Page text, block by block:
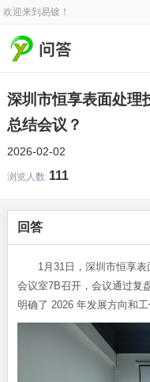
欢迎来到易镀！
深圳市恒享表面处理
总结会议？
2026-02-02
浏览人数 111
回答
1月31日，深圳市恒享
会议室7B召开，会议通过复
明确了 2026 年发展方向和工